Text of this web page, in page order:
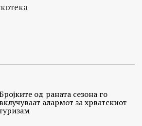
од раната сезона го
вклучуваат алармот за хрватскиот